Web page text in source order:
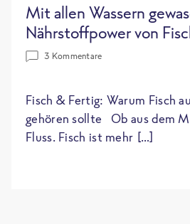
Mit allen Wassern
Nährstoffpower von
3 Kommentare
Fisch & Fertig: Warum Fisch
gehören sollte Ob aus dem
Fluss. Fisch ist mehr […]